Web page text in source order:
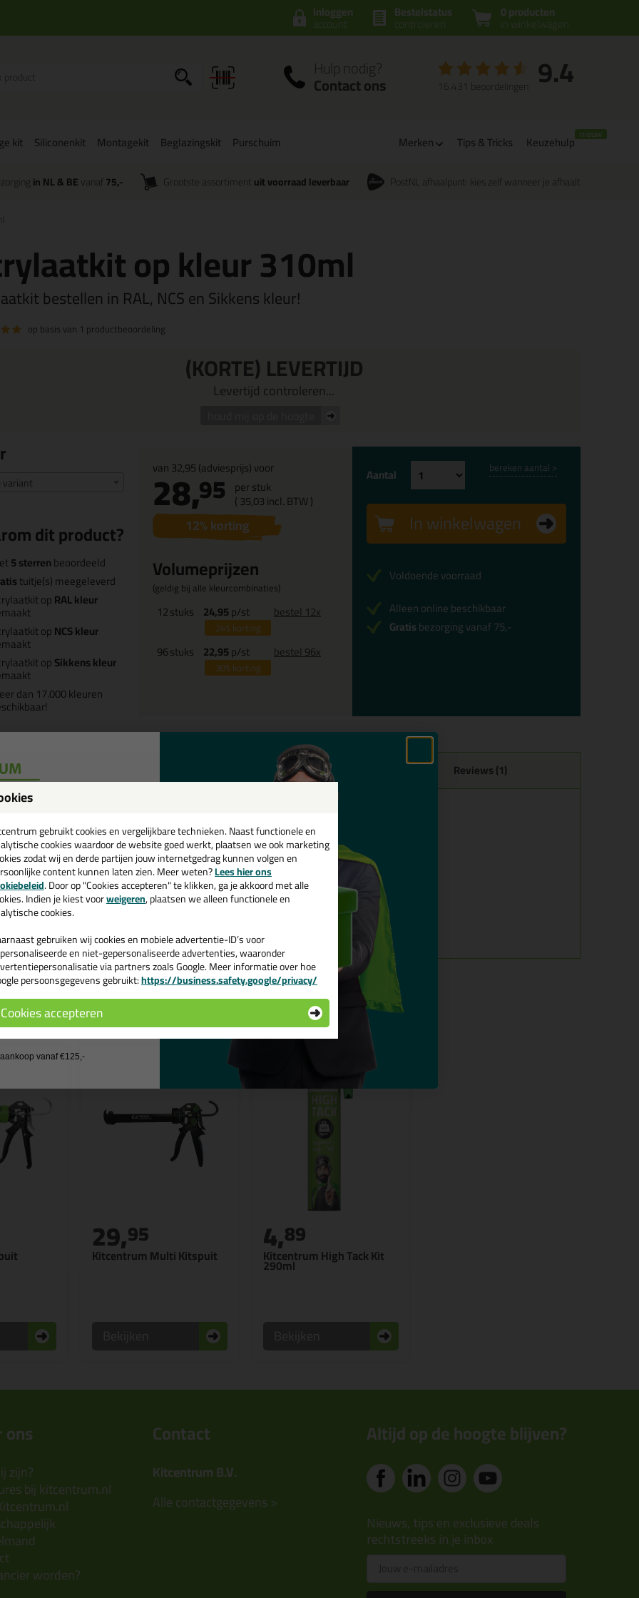
0 producten
in winkelwagen
Bestelstatus
controleren
Inloggen
account
Hulp nodig?
Contact ons 9.4
16.431 beoordelingen
kit Siliconenkit Montagekit Beglazingskit Purschuim Merken Tips & Tricks Keuzehulp
in NL & BEvanaf 75,- Grootste assortiment uit voorraad leverbaar PostNL afhaalpunt: kies zelf wanneer je afhaalt
op kleur 310ml
bestellen in RAL, NCS en Sikkens kleur!
op basis van 1 productbeoordeling
(KORTE) LEVERTIJD
Levertijd controleren...
variant
dit product?
5 sterrenbeoordeeld
tuitje(s) meegeleverd
opRAL kleur
opNCS kleur
opSikkens kleur
dan 17.000 kleuren
van32,95(adviesprijs) voor
28,95 per stuk
(35,03incl. BTW )
12% korting
Volumeprijzen
(geldig bij alle kleurcombinaties)
12stuks 24,95p/st
24%korting
bestel 12x
96stuks 22,95p/st
30%korting
bestel 96x
Aantal bereken aantal >
In winkelwagen
Voldoende voorraad
Alleen online beschikbaar
Gratisbezorging vanaf 75,-
Specificaties Reviews (1)
gebruik je de Acrylaatkit op kleur?
Zorg dat de ondergrond schoon, droog, vet en- en stovrij is
Absorberende ondergronden hoeven niet volledig droog te zijn
Hechtproef is altijd aan te raden
Kitcentrum Multi Kitspuit
29,95
Kitcentrum High Tack Kit
290ml
4,89
ons
zijn?
bij kitcentrum.nl
worden?
Contact
Kitcentrum B.V.
Alle contactgegevens >
Altijd op de hoogte blijven?
Nieuws, tips en exclusieve deals
rechtstreeks in je inbox
gebruikt cookies en vergelijkbare technieken. Naast functionele en
cookies waardoor de website goed werkt, plaatsen we ook marketing
zodat wij en derde partijen jouw internetgedrag kunnen volgen en
content kunnen laten zien. Meer weten?Lees hier ons
. Door op "Cookies accepteren" te klikken, ga je akkoord met alle
Indien je kiest voorweigeren, plaatsen we alleen functionele en
cookies.
gebruiken wij cookies en mobiele advertentie-ID’s voor
en niet-gepersonaliseerde advertenties, waaronder
via partners zoals Google. Meer informatie over hoe
persoonsgegevens gebruikt:https://business.safety.google/privacy/
Cookies accepteren
💚
en ontvang een
€35,-bij je eerste bestelling!
de actiecode ›
geen cadeau
vanaf €125,-